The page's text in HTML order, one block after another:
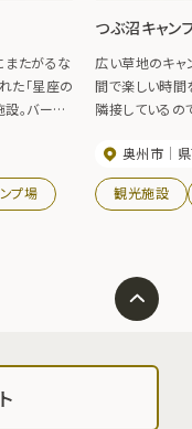
またがるな
た「星座の
。バーベ
プ場
つぶ沼キャン
広い草地のキャ
間で楽しい時間
隣接しているの
奥州市
観光施設